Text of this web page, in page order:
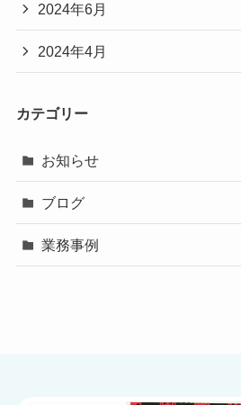
2024年6月
2024年4月
カテゴリー
お知らせ
ブログ
業務事例